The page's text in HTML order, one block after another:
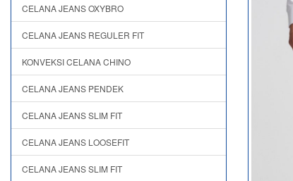
CELANA JEANS OXYBRO
CELANA JEANS REGULER FIT
KONVEKSI CELANA CHINO
CELANA JEANS PENDEK
CELANA JEANS SLIM FIT
CELANA JEANS LOOSEFIT
CELANA JEANS SLIM FIT